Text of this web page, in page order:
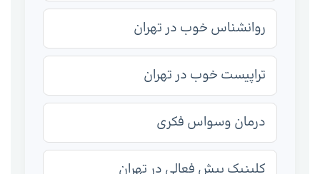
روانشناس خوب در تهران
تراپیست خوب در تهران
درمان وسواس فکری
کلینیک بیش فعالی در تهران